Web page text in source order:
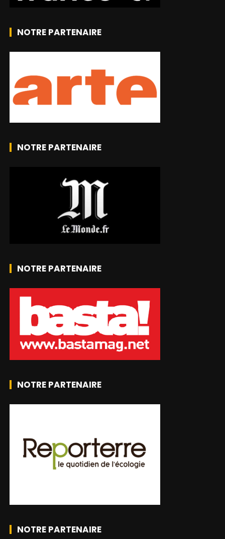
NOTRE PARTENAIRE
NOTRE PARTENAIRE
NOTRE PARTENAIRE
NOTRE PARTENAIRE
NOTRE PARTENAIRE